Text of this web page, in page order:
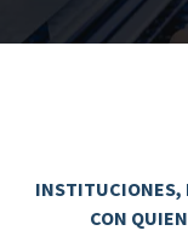
INSTITUCIONES,
CON